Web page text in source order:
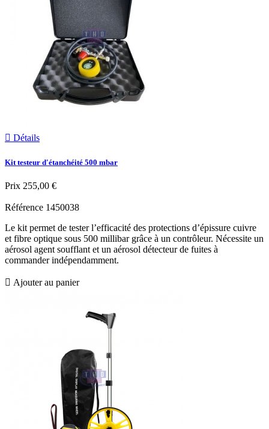
 Détails
Kit testeur d'étanchéité 500 mbar
Prix 255,00 €
Référence 1450038
Le kit permet de tester l’efficacité des protections d’épissure cuivre
et fibre optique sous 500 millibar grâce à un contrôleur. Nécessite un
aérosol agent soufflant et un aérosol détecteur de fuites à
commander indépendamment.
 Ajouter au panier